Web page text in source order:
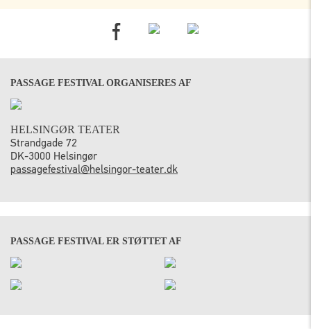
PASSAGE FESTIVAL ORGANISERES AF
HELSINGØR TEATER
Strandgade 72
DK-3000 Helsingør
passagefestival@helsingor-teater.dk
PASSAGE FESTIVAL ER STØTTET AF